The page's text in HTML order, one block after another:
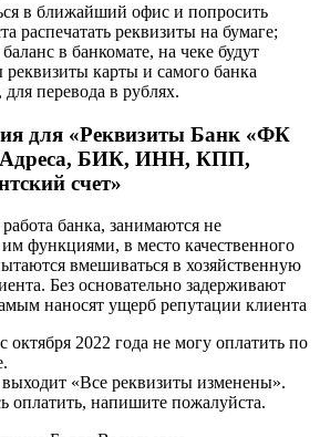
в ближайший офис и попросить
распечатать реквизиты на бумаге;
в банкомате, на чеке будут
реквизиты карты и самого банка
перевода в рублях.
для «Реквизиты Банк «ФК
Адреса, БИК, ИНН, КПП,
счет»
банка, занимаются не
функциями, в место качественного
вмешиваться в хозяйственную
Без основательно задерживают
наносят ущерб репутации клиента
октября 2022 года не могу оплатить по
«Все реквизиты изменены».
оплатить, напишите пожалуйста.